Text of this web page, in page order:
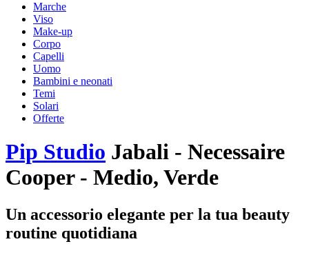
Marche
Viso
Make-up
Corpo
Capelli
Uomo
Bambini e neonati
Temi
Solari
Offerte
Pip Studio Jabali - Necessaire
Cooper - Medio, Verde
Un accessorio elegante per la tua beauty
routine quotidiana